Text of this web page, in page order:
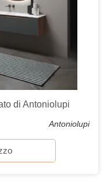
di Antoniolupi
Antoniolupi